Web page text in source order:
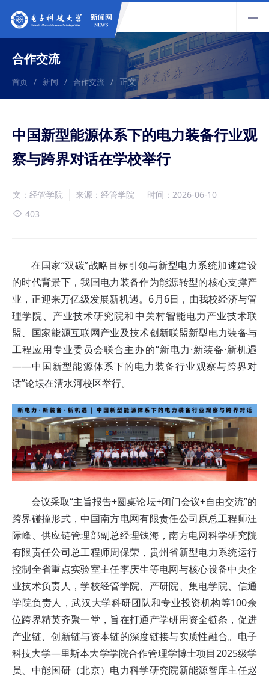
合作交流
首页 / 新闻 / 合作交流 / 正文
中国新型能源体系下的电力装备行业观
察与跨界对话在学校举行
文：经管学院 来源：经管学院
时间：2026-06-10
403
在国家“双碳”战略目标引领与新型电力系统加速建设
的时代背景下，我国电力装备作为能源转型的核心支撑产
业，正迎来万亿级发展新机遇。6月6日，由我校经济与管
理学院、 产业技术研究院和中关村智能电力产业技术联
盟、国家能源互联网产业及技术创新联盟新型电力装备与
工程应用专业委员会联合主办的“新电力·新装备·新机遇
——中国新型能源体系下的电力装备行业观察与跨界对
话”论坛在清水河校区举行。
会议采取“主旨报告+圆桌论坛+闭门会议+自由交流”的
跨界碰撞形式，中国南方电网有限责任公司原总工程师汪
际峰、供应链管理部副总经理钱海，南方电网科学研究院
有限责任公司总工程师周保荣，贵州省新型电力系统运行
控制全省重点实验室主任李庆生等电网与核心设备中央企
业技术负责人，学校经管学院、产研院、集电学院、信通
学院负责人，武汉大学科研团队和专业投资机构等100余
位跨界精英齐聚一堂，旨在打通产学研用资全链条，促进
产业链、创新链与资本链的深度链接与实质性融合。电子
科技大学—里斯本大学学院合作管理学博士项目2025级学
员、中能国研（北京）电力科学研究院新能源智库主任赵